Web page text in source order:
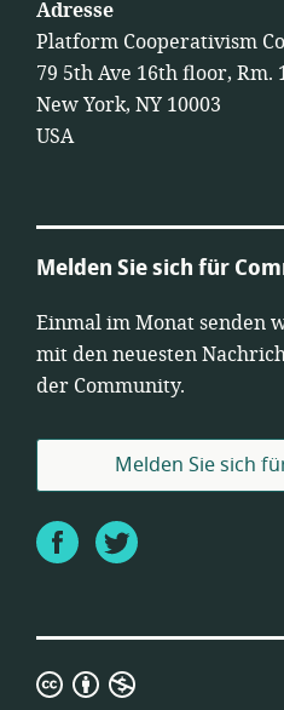
Adresse
Platform Cooperativism
79 5th Ave 16th floor, Rm.
New York, NY 10003
USA
Melden Sie sich für
Einmal im Monat senden
mit den neuesten
der Community.
Melden Sie sich
FacebookTwitter
Creative